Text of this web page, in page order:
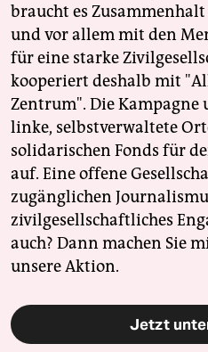
braucht es
und vor allem mit den
für eine starke
kooperiert deshalb mit
Zentrum". Die
linke, selbstverwaltete
solidarischen Fonds für
auf. Eine offene
zugänglichen
zivilgesellschaftliches
auch? Dann machen Sie
unsere Aktion.
Jetzt